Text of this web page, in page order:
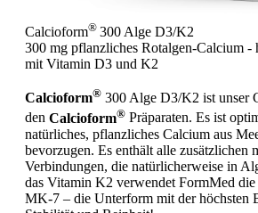
Calcioform® 300 Alge D3/K2
300 mg pflanzliches Rotalgen-Calcium -
mit Vitamin D3 und K2
Calcioform® 300 Alge D3/K2 ist unser
den Calcioform® Präparaten. Es ist
natürliches, pflanzliches Calcium aus
bevorzugen. Es enthält alle zusätzlichen
Verbindungen, die natürlicherweise in
das Vitamin K2 verwendet FormMed
MK-7 – die Unterform mit der höchsten